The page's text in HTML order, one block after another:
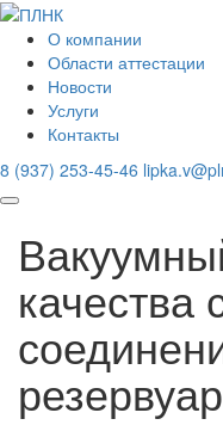
О компании
Области аттестации
Новости
Услуги
Контакты
8 (937) 253-45-46
качества